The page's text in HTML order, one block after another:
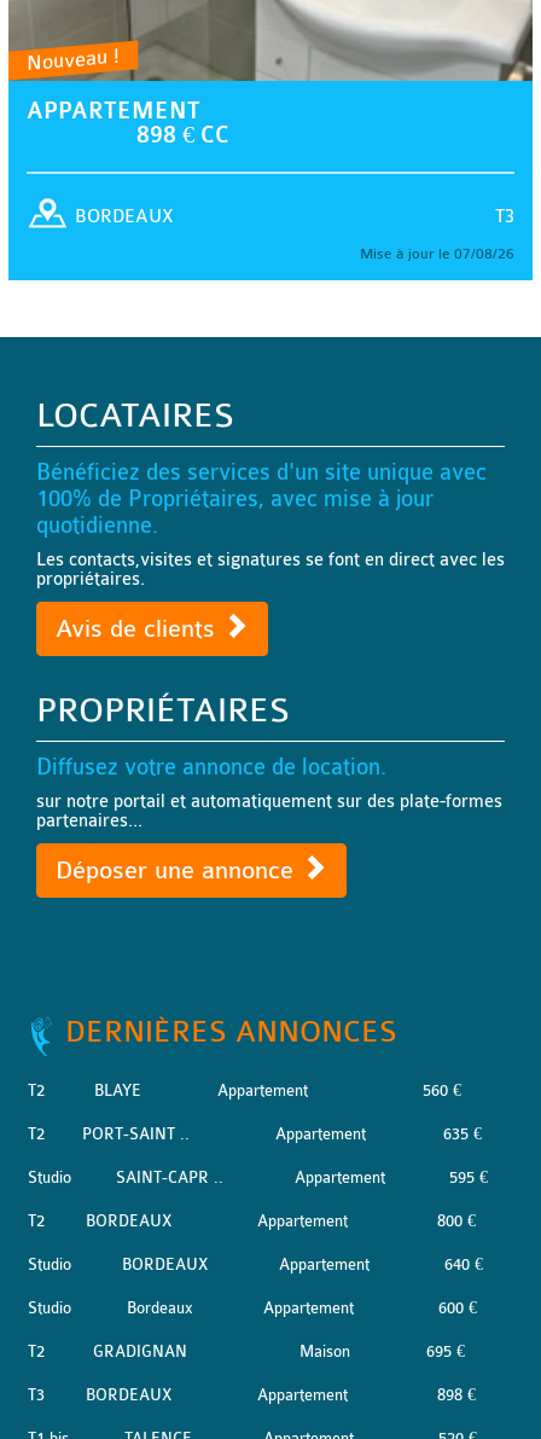
Nouveau !
APPARTEMENT
898 € CC
T3
BORDEAUX
Mise à jour le 07/08/26
LOCATAIRES
Bénéficiez des services d'un site unique avec
100% de Propriétaires, avec mise à jour
quotidienne.
Les contacts,visites et signatures se font en direct avec les
propriétaires.
Avis de clients
PROPRIÉTAIRES
Diffusez votre annonce de location.
sur notre portail et automatiquement sur des plate-formes
partenaires...
Déposer une annonce
DERNIÈRES ANNONCES
T2 BLAYE Appartement 560 €
T2 PORT-SAINT .. Appartement 635 €
Studio SAINT-CAPR .. Appartement 595 €
T2 BORDEAUX Appartement 800 €
Studio BORDEAUX Appartement 640 €
Studio Bordeaux Appartement 600 €
T2 GRADIGNAN Maison 695 €
T3 BORDEAUX Appartement 898 €